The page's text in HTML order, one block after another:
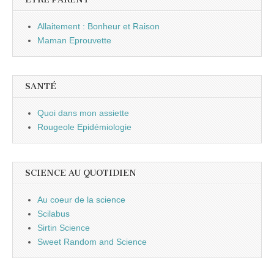
Allaitement : Bonheur et Raison
Maman Eprouvette
SANTÉ
Quoi dans mon assiette
Rougeole Epidémiologie
SCIENCE AU QUOTIDIEN
Au coeur de la science
Scilabus
Sirtin Science
Sweet Random and Science